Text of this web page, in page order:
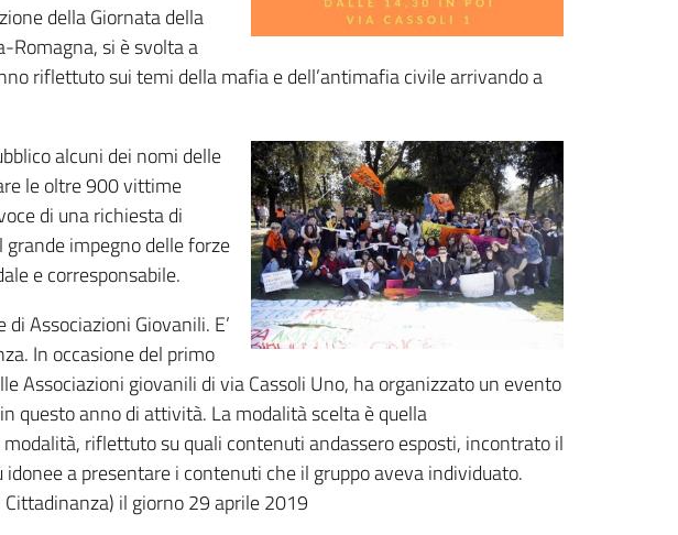
della Giornata della
Romagna, si è svolta a
riflettuto sui temi della mafia e dell’antimafia civile arrivando a
alcuni dei nomi delle
le oltre 900 vittime
di una richiesta di
impegno delle forze
e corresponsabile.
Associazioni Giovanili. E’
In occasione del primo
Associazioni giovanili di via Cassoli Uno, ha organizzato un evento
questo anno di attività. La modalità scelta è quella
riflettuto su quali contenuti andassero esposti, incontrato il
a presentare i contenuti che il gruppo aveva individuato.
Cittadinanza) il giorno 29 aprile 2019